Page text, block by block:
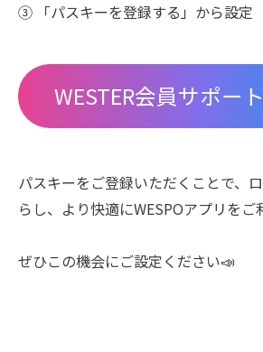
③ 「パスキーを登録する」 から設定
WESTER会員サポー
パスキーをご登録いただくことで、
らし、より快適にWESPOアプリをご
ぜひこの機会にご設定ください📣